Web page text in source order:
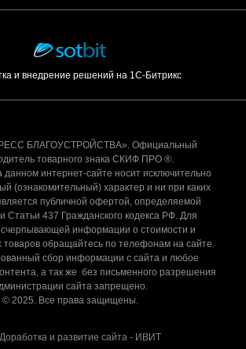
и внедрение решений на 1С-Битрикс
БЛАГОУСТРОЙСТВА». Официальный
товарного знака СКИФ ПРО ®.
интернет-сайте носит исключительно
(ознакомительный) характер и ни при каких
публичной офертой, определяемой
Статьи 437 Гражданского кодекса РФ. Для
информации о стоимости и
товаров обращайтесь по телефонам на сайте.
сбор информации с сайта и любое
а так же без письменного разрешения
сайта запрещено.
© 2025. Все права защищены.
Доработка и развитие сайта - ИВИТ